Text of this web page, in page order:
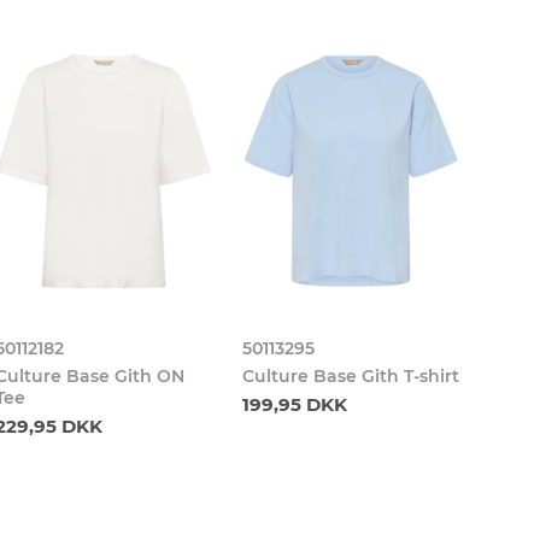
Base Gith ON
DKK
50113295
Culture Base Gith T-shirt
199,95 DKK